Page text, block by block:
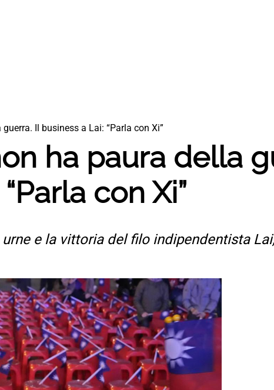
Il business a Lai: “Parla con Xi”
ha paura della
con Xi”
e la vittoria del filo indipendentista